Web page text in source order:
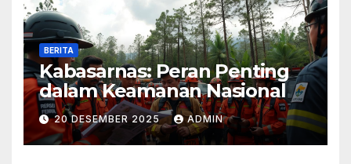
BERITA
Kabasarnas: Peran Penting
dalam Keamanan Nasional
20 DESEMBER 2025 ADMIN